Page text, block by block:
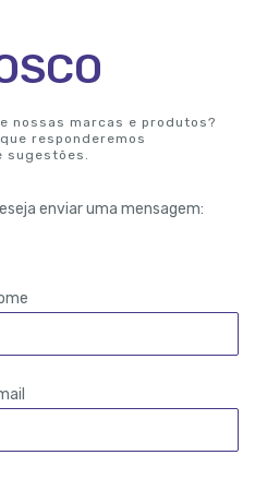
nossas marcas e produtos?
responderemos
enviar uma mensagem: